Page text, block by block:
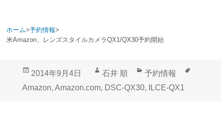
ホーム>予約情報>
米Amazon、レンズスタイルカメラQX1/QX30予約開始
投
稿
2014年9月4日
作
成
石井 順
カ
テ
予約情報
Amazon, Amazon.com, DSC-QX30, ILCE-QX1